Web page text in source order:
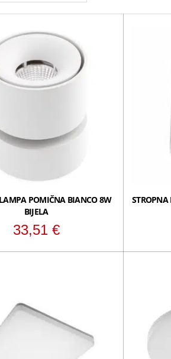
PP/
PP/
POMIČNA BIANCO 8W
BIJELA
33,51 €
STROPNA